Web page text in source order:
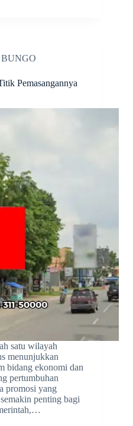
Pemasangannya
satu wilayah
menunjukkan
bidang ekonomi dan
pertumbuhan
promosi yang
penting bagi